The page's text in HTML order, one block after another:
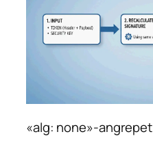
«alg: none»-angrepet